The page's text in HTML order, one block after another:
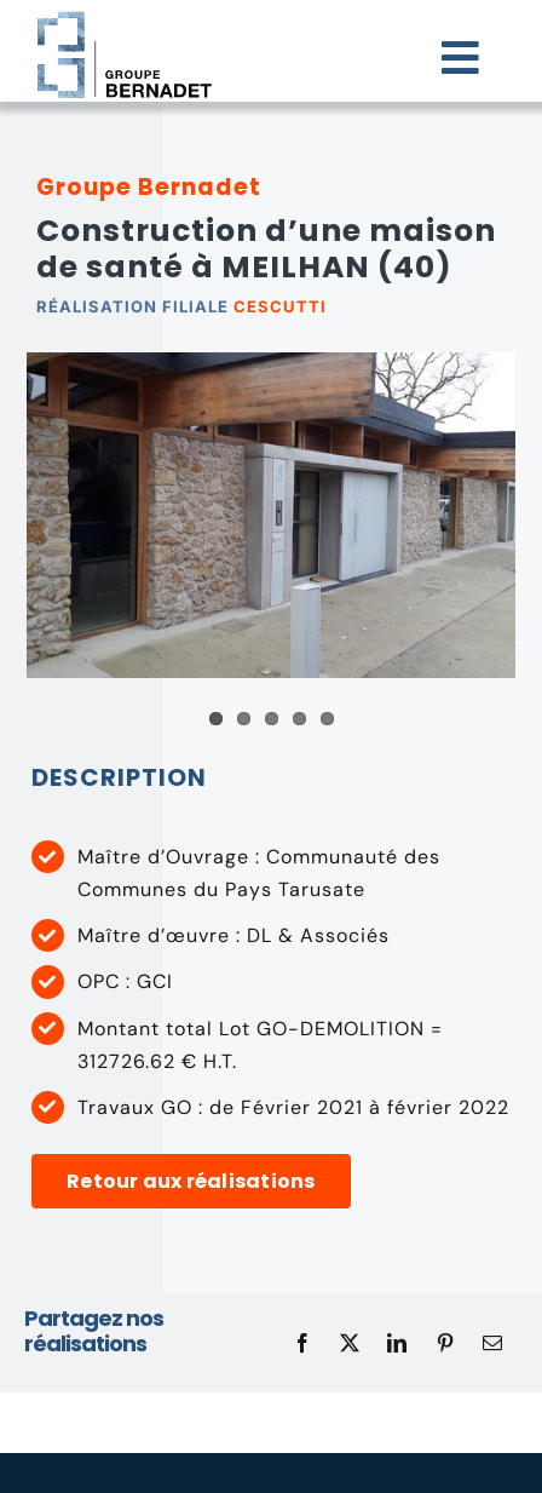
Passer
contenu
LE GROUPE BERNADET
NOS FILIALES
CARRIÈRES
ACTUALITÉS
CONTACT
Groupe Bernadet
Construction d’une maison
de santé à MEILHAN (40)
RÉALISATION FILIALE CESCUTTI
DESCRIPTION
Maître d’Ouvrage : Communauté des
Communes du Pays Tarusate
Maître d’œuvre : DL & Associés
OPC : GCI
Montant total Lot GO-DEMOLITION =
312726.62 € H.T.
Travaux GO : de Février 2021 à février 2022
Retour aux réalisations
Partagez nos
réalisations